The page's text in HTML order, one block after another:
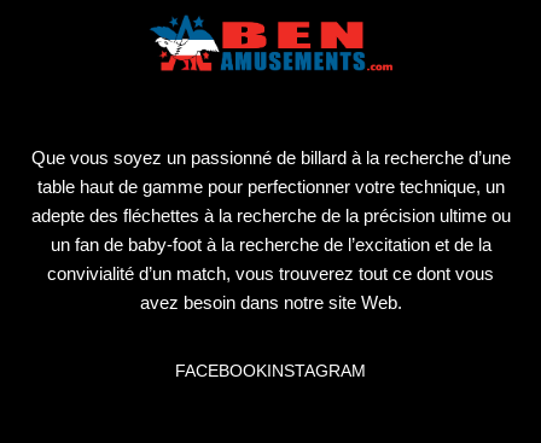
Que vous soyez un passionné de billard à la recherche d’une
table haut de gamme pour perfectionner votre technique, un
adepte des fléchettes à la recherche de la précision ultime ou
un fan de baby-foot à la recherche de l’excitation et de la
convivialité d’un match, vous trouverez tout ce dont vous
avez besoin dans notre site Web.
FACEBOOKINSTAGRAM